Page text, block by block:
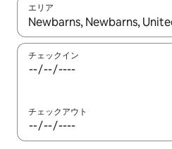
エリア
検索結果が表示されたら、上
チェックイン
チェックアウト